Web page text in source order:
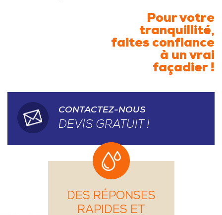
Pour votre
tranquillité,
faites confiance
à un vrai
façadier !
CONTACTEZ-NOUS
DEVIS GRATUIT !
DES RÉPONSES
RAPIDES ET